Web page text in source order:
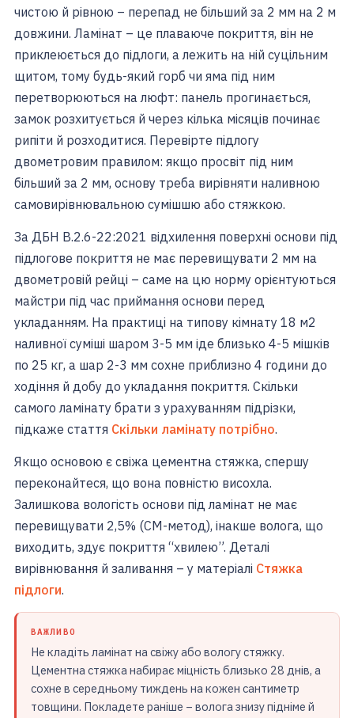
чистою й рівною – перепад не більший за 2 мм на 2 м
довжини. Ламінат – це плаваюче покриття, він не
приклеюється до підлоги, а лежить на ній суцільним
щитом, тому будь-який горб чи яма під ним
перетворюються на люфт: панель прогинається,
замок розхитується й через кілька місяців починає
рипіти й розходитися. Перевірте підлогу
двометровим правилом: якщо просвіт під ним
більший за 2 мм, основу треба вирівняти наливною
самовирівнювальною сумішшю або стяжкою.
За ДБН В.2.6-22:2021 відхилення поверхні основи під
підлогове покриття не має перевищувати 2 мм на
двометровій рейці – саме на цю норму орієнтуються
майстри під час приймання основи перед
укладанням. На практиці на типову кімнату 18 м2
наливної суміші шаром 3-5 мм іде близько 4-5 мішків
по 25 кг, а шар 2-3 мм сохне приблизно 4 години до
ходіння й добу до укладання покриття. Скільки
самого ламінату брати з урахуванням підрізки,
підкаже стаття Скільки ламінату потрібно.
Якщо основою є свіжа цементна стяжка, спершу
переконайтеся, що вона повністю висохла.
Залишкова вологість основи під ламінат не має
перевищувати 2,5% (CM-метод), інакше волога, що
виходить, здує покриття “хвилею”. Деталі
вирівнювання й заливання – у матеріалі Стяжка
підлоги.
ВАЖЛИВО
Не кладіть ламінат на свіжу або вологу стяжку.
Цементна стяжка набирає міцність близько 28 днів, а
сохне в середньому тиждень на кожен сантиметр
товщини. Покладете раніше – волога знизу підніме й